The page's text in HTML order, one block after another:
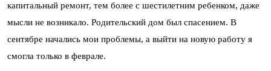
капитальный ремонт, тем более с шестилетним ребенком, даже
мысли не возникало. Родительский дом был спасением. В
сентябре начались мои проблемы, а выйти на новую работу я
смогла только в феврале.